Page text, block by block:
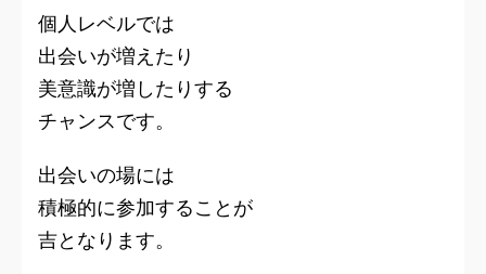
個人レベルでは
出会いが増えたり
美意識が増したりする
チャンスです。
出会いの場には
積極的に参加することが
吉となります。